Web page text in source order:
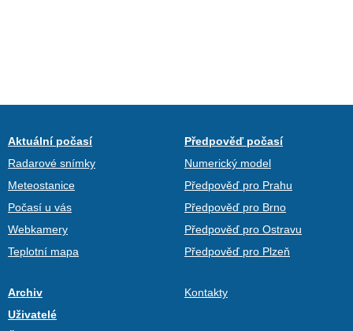
Aktuální počasí
Radarové snímky
Meteostanice
Počasí u vás
Webkamery
Teplotní mapa
Předpověď počasí
Numerický model
Předpověď pro Prahu
Předpověď pro Brno
Předpověď pro Ostravu
Předpověď pro Plzeň
Archiv
Uživatelé
Kontakty